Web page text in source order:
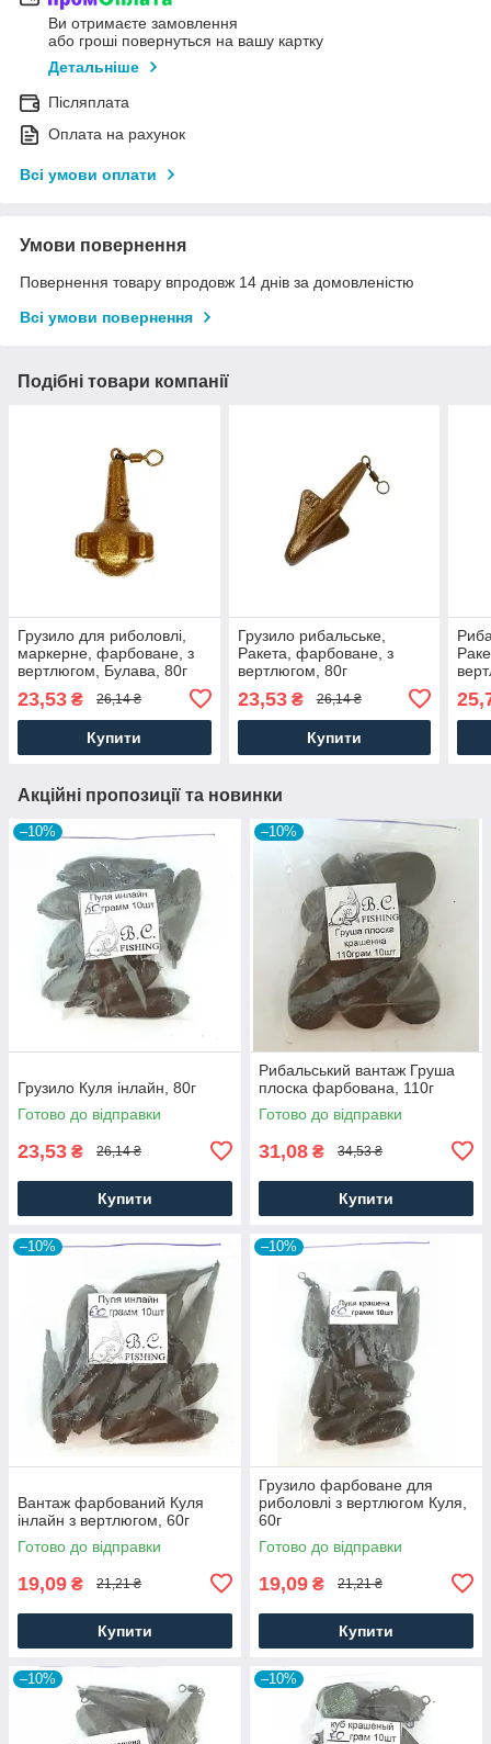
Ви отримаєте замовлення
або гроші повернуться на вашу картку
Детальніше
Післяплата
Оплата на рахунок
Всі умови оплати
Умови повернення
Повернення товару впродовж 14 днів за домовленістю
Всі умови повернення
Подібні товари компанії
Грузило для риболовлі,
маркерне, фарбоване, з
вертлюгом, Булава, 80г
23,53 ₴ 26,14 ₴
Купити
Грузило рибальське,
Ракета, фарбоване, з
вертлюгом, 80г
23,53₴ 26,14 ₴
Купити
Акційні пропозиції та новинки
–10%
Грузило Куля інлайн, 80г
Готово до відправки
23,53 ₴ 26,14 ₴
Купити
–10%
Рибальський вантаж Груша
плоска фарбована, 110г
Готово до відправки
31,08 ₴ 34,53 ₴
Купити
–10%
Вантаж фарбований Куля
інлайн з вертлюгом, 60г
Готово до відправки
19,09 ₴ 21,21 ₴
Купити
–10%
Грузило фарбоване для
риболовлі з вертлюгом Куля,
60г
Готово до відправки
19,09 ₴ 21,21 ₴
Купити
–10% –10%